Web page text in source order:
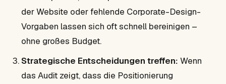
der Website oder fehlende Corporate-Design-
Vorgaben lassen sich oft schnell bereinigen –
ohne großes Budget.
Strategische Entscheidungen treffen: Wenn
das Audit zeigt, dass die Positionierung